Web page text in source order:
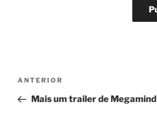
Navegação
Post
Post
anterior
ANTERIOR
Mais um trailer de Megamind